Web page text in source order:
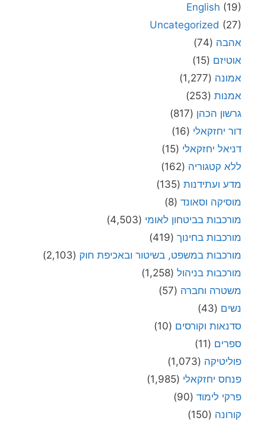
English (19)
Uncategorized (27)
אהבה (74)
אוטיזם (15)
אמונה (1,277)
אמנות (253)
גרשון הכהן (817)
דור יחזקאלי (16)
דניאל יחזקאלי (15)
ללא קטגוריה (162)
מדע ועתידנות (135)
מוסיקה וסאונד (8)
מורכבות בביטחון לאומי (4,503)
מורכבות בחינוך (419)
מורכבות במשפט, בשיטור ובאכיפת חוק (2,103)
מורכבות בניהול (1,258)
משטרה וחברה (57)
נשים (43)
סדנאות וקורסים (10)
ספרים (11)
פוליטיקה (1,073)
פנחס יחזקאלי (1,985)
פרקי לימוד (90)
קורונה (150)